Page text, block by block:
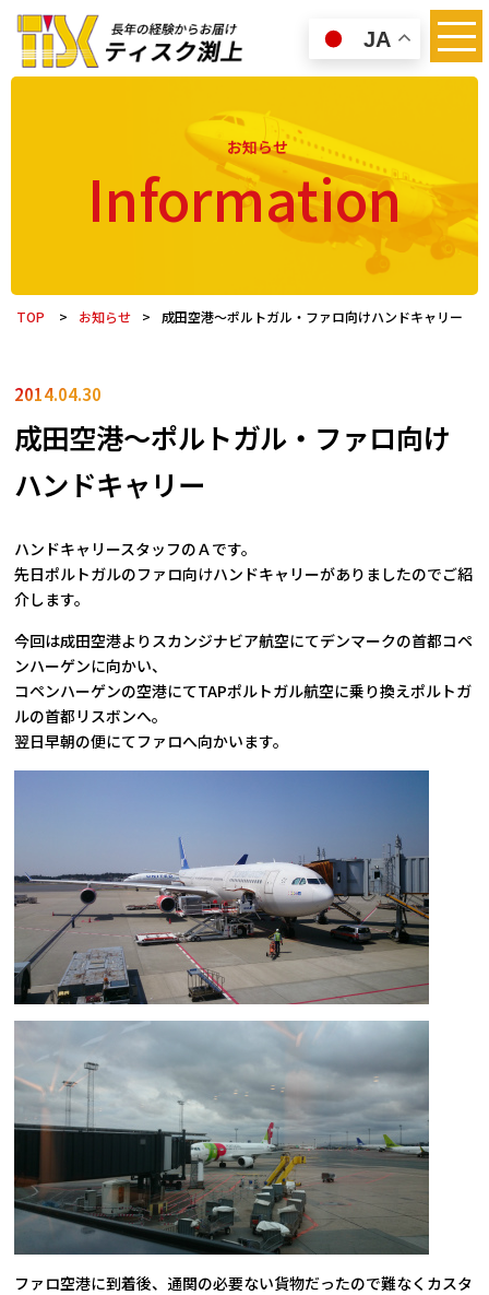
お知らせ
Information
TOP > お知らせ > 成田空港～ポルトガル・ファロ向けハンドキャリー
2014.04.30
成田空港～ポルトガル・ファロ向け
ハンドキャリー
ハンドキャリースタッフのＡです。
先日ポルトガルのファロ向けハンドキャリーがありましたのでご紹
介します。
今回は成田空港よりスカンジナビア航空にてデンマークの首都コペ
ンハーゲンに向かい、
コペンハーゲンの空港にてTAPポルトガル航空に乗り換えポルトガ
ルの首都リスボンへ。
翌日早朝の便にてファロへ向かいます。
ファロ空港に到着後、通関の必要ない貨物だったので難なくカスタ
JA